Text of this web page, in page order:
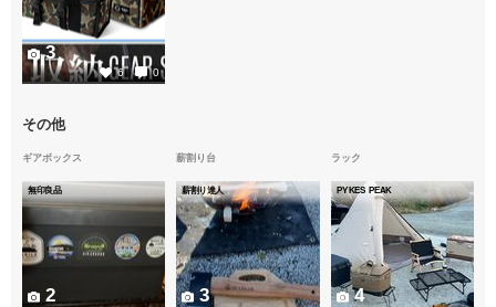
6 0
3
その他
ギアボックス
無印良品
2
薪割り台
薪割り達人
3
ラック
PYKES PEAK
4